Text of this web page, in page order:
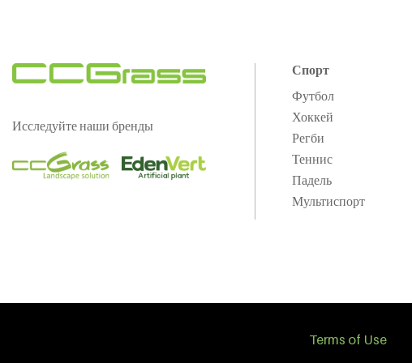
Исследуйте наши бренды
Спорт
Футбол
Хоккей
Регби
Теннис
Падель
Мультиспорт
Terms of Use